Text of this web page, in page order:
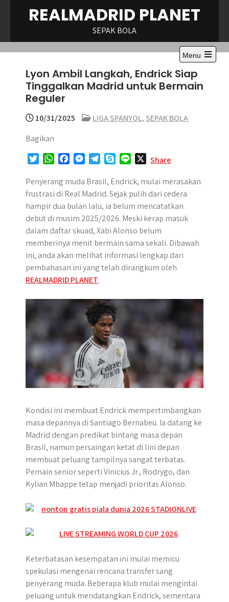
REALMADRID PLANET
SEPAK BOLA
Menu
Open
menu
Lyon Ambil Langkah, Endrick Siap
Tinggalkan Madrid untuk Bermain
Reguler
10/31/2025 LIGA SPANYOL, SEPAK BOLA
Bagikan
i
t
t
e
W
a
t
s
A
c
e
b
o
s
s
e
n
r
l
e
g
r
a
y
p
e
n
e
Share
Penyerang muda Brasil, Endrick, mulai merasakan
frustrasi di Real Madrid. Sejak pulih dari cedera
hampir dua bulan lalu, ia belum mencatatkan
debut di musim 2025/2026. Meski kerap masuk
dalam daftar skuad, Xabi Alonso belum
memberinya menit bermain sama sekali. Dibawah
ini, anda akan melihat informasi lengkap dari
pembahasan ini yang telah dirangkum oleh
REALMADRID PLANET.
Kondisi ini membuat Endrick mempertimbangkan
masa depannya di Santiago Bernabeu. Ia datang ke
Madrid dengan predikat bintang masa depan
Brasil, namun persaingan ketat di lini depan
membuat peluang tampilnya sangat terbatas.
Pemain senior seperti Vinicius Jr., Rodrygo, dan
Kylian Mbappe tetap menjadi prioritas Alonso.
Keterbatasan kesempatan ini mulai memicu
spekulasi mengenai rencana transfer sang
penyerang muda. Beberapa klub mulai mengintai
peluang untuk mendatangkan Endrick, sementara